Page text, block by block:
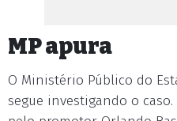
MP apura
O Ministério Público do
segue investigando o